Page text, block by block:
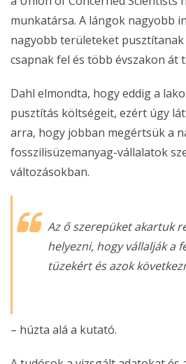
munkatársa. A lángok nagyobb
nagyobb területeket pusztítanak
csapnak fel és több évszakon át
Dahl elmondta, hogy eddig a
pusztítás költségeit, ezért úgy
arra, hogy jobban megértsük a
fosszilisüzemanyag-vállalatok
változásokban.
Az ő szerepüket akartuk
helyezni, hogy vállalják a
tüzekért és azok
– húzta alá a kutató.